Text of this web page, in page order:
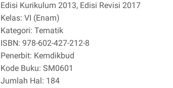
Edisi Kurikulum 2013, Edisi Revisi 2017
Kelas: VI (Enam)
Kategori: Tematik
ISBN: 978-602-427-212-8
Penerbit: Kemdikbud
Kode Buku: SM0601
Jumlah Hal: 184